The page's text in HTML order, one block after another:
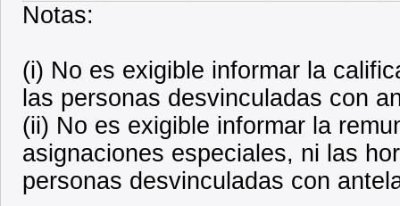
Notas:
(i) No es exigible informar la
las personas desvinculadas con
(ii) No es exigible informar la
asignaciones especiales, ni las
personas desvinculadas con